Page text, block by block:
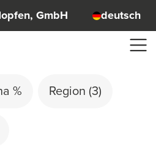
GmbH deutsch
% Region (3)